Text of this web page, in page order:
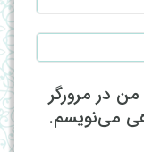
در مرورگر
می‌نویسم.